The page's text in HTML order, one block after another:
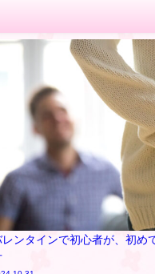
レンタインで初心者が、初め